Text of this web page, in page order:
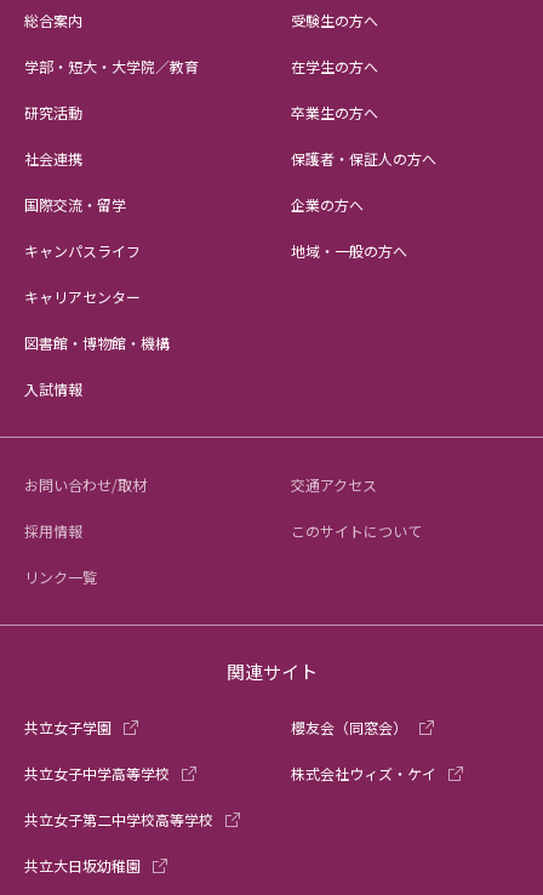
総合案内
学部・短大・大学院／教育
研究活動
社会連携
国際交流・留学
キャンパスライフ
キャリアセンター
図書館・博物館・機構
入試情報
受験生の方へ
在学生の方へ
卒業生の方へ
保護者・保証人の方へ
企業の方へ
地域・一般の方へ
お問い合わせ/取材 交通アクセス
採用情報 このサイトについて
リンク一覧
関連サイト
共立女子学園
共立女子中学高等学校
共立女子第二中学校高等学校
共立大日坂幼稚園
櫻友会（同窓会）
株式会社ウィズ・ケイ